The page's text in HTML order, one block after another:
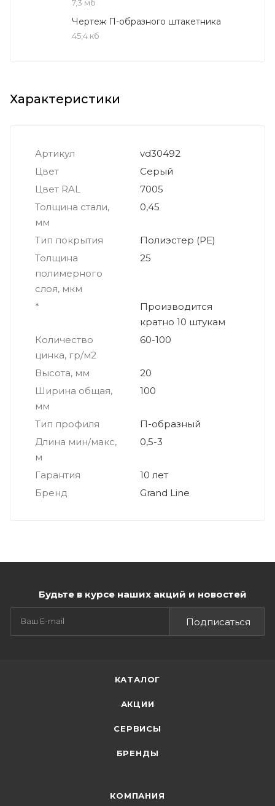
7,3 мб
Чертеж П-образного штакетника
45,4 кб
Характеристики
Артикул
vd30492
Цвет
Серый
Цвет RAL
7005
Толщина стали,
мм
0,45
Тип покрытия
Полиэстер (PE)
Толщина
полимерного
слоя, мкм
25
*
Производится
кратно 10 штукам
Количество
цинка, гр/м2
60-100
Высота, мм
20
Ширина общая,
мм
100
Тип профиля
П-образный
Длина мин/макс,
м
0,5-3
Гарантия
10 лет
Бренд
Grand Line
Будьте в курсе наших акций и новостей
Подписаться
КАТАЛОГ
АКЦИИ
СЕРВИСЫ
БРЕНДЫ
КОМПАНИЯ